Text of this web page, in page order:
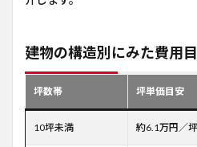
建物の構造別にみた費用目
坪数帯 坪単価目安
10坪未満 約6.1万円／坪